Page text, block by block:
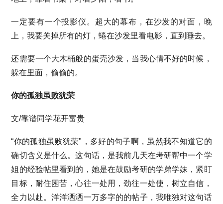
一定要有一个投影仪。超大的幕布，在沙发的对面，晚
上，我要关掉所有的灯，蜷在沙发里看电影，直到睡去。
还需要一个大木桶般的蛋壳沙发，当我心情不好的时候，
躲在里面，偷偷的。
你的孤独虽败犹荣
文/靠谱同学花开富贵
“你的孤独虽败犹荣"，多好的句子啊，虽然我不知道它的
确切含义是什么。这句话，是我前几天在考研帮中一个学
姐的经验帖里看到的，她是在鼓励考研的学弟学妹，紧盯
目标，耐住困苦，心往一处用，劲往一处使，树立自信，
全力以赴。洋洋洒洒一万多字的的帖子，我唯独对这句话